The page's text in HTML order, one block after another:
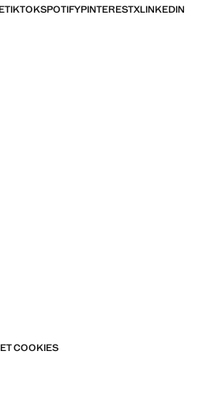
TIKTOKSPOTIFYPINTERESTXLINKEDIN
COOKIES